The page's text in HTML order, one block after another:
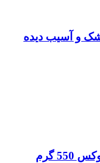
و آسیب دیده
گرم